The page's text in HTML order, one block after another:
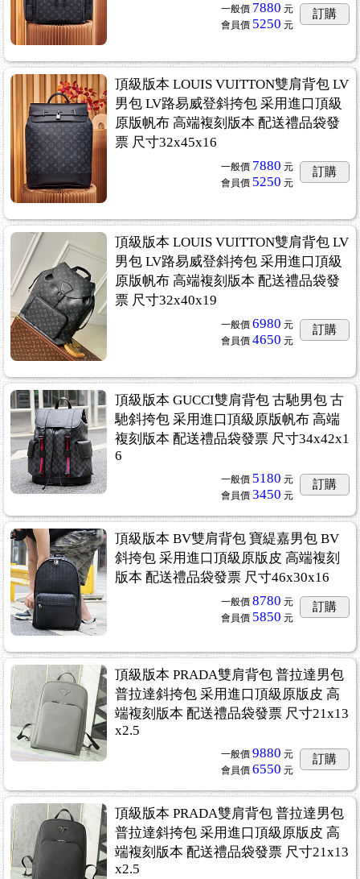
一般價 7880 元
會員價 5250 元
訂購
頂級版本 LOUIS VUITTON雙肩背包 LV
男包 LV路易威登斜挎包 采用進口頂級
原版帆布 高端複刻版本 配送禮品袋發
票 尺寸32x45x16
一般價 7880 元
會員價 5250 元
訂購
頂級版本 LOUIS VUITTON雙肩背包 LV
男包 LV路易威登斜挎包 采用進口頂級
原版帆布 高端複刻版本 配送禮品袋發
票 尺寸32x40x19
一般價 6980 元
會員價 4650 元
訂購
頂級版本 GUCCI雙肩背包 古馳男包 古
馳斜挎包 采用進口頂級原版帆布 高端
複刻版本 配送禮品袋發票 尺寸34x42x1
6
一般價 5180 元
會員價 3450 元
訂購
頂級版本 BV雙肩背包 寶緹嘉男包 BV
斜挎包 采用進口頂級原版皮 高端複刻
版本 配送禮品袋發票 尺寸46x30x16
一般價 8780 元
會員價 5850 元
訂購
頂級版本 PRADA雙肩背包 普拉達男包
普拉達斜挎包 采用進口頂級原版皮 高
端複刻版本 配送禮品袋發票 尺寸21x13
x2.5
一般價 9880 元
會員價 6550 元
訂購
頂級版本 PRADA雙肩背包 普拉達男包
普拉達斜挎包 采用進口頂級原版皮 高
端複刻版本 配送禮品袋發票 尺寸21x13
x2.5